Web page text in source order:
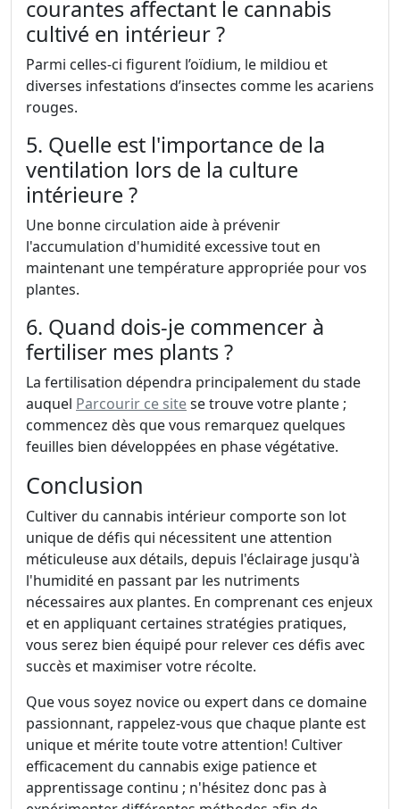
courantes affectant le cannabis
cultivé en intérieur ?
Parmi celles-ci figurent l’oïdium, le mildiou et
diverses infestations d’insectes comme les acariens
rouges.
5. Quelle est l'importance de la
ventilation lors de la culture
intérieure ?
Une bonne circulation aide à prévenir
l'accumulation d'humidité excessive tout en
maintenant une température appropriée pour vos
plantes.
6. Quand dois-je commencer à
fertiliser mes plants ?
La fertilisation dépendra principalement du stade
auquel Parcourir ce sitese trouve votre plante ;
commencez dès que vous remarquez quelques
feuilles bien développées en phase végétative.
Conclusion
Cultiver du cannabis intérieur comporte son lot
unique de défis qui nécessitent une attention
méticuleuse aux détails, depuis l'éclairage jusqu'à
l'humidité en passant par les nutriments
nécessaires aux plantes. En comprenant ces enjeux
et en appliquant certaines stratégies pratiques,
vous serez bien équipé pour relever ces défis avec
succès et maximiser votre récolte.
Que vous soyez novice ou expert dans ce domaine
passionnant, rappelez-vous que chaque plante est
unique et mérite toute votre attention! Cultiver
efficacement du cannabis exige patience et
apprentissage continu ; n'hésitez donc pas à